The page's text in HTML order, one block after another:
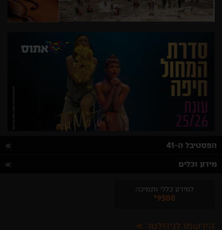
הפסטיבל ה-41
מידע וכלים
למידע כללי ותמיכה
*9300
הירשמו לניוזלטר